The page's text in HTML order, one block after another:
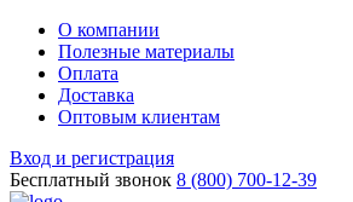
О компании
Полезные материалы
Оплата
Доставка
Оптовым клиентам
Вход и регистрация
Бесплатный звонок 8 (800) 700-12-39